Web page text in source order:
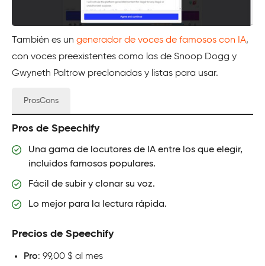
También es un generador de voces de famosos con IA,
con voces preexistentes como las de Snoop Dogg y
Gwyneth Paltrow preclonadas y listas para usar.
ProsCons
Pros de Speechify
Una gama de locutores de IA entre los que elegir,
incluidos famosos populares.
Fácil de subir y clonar su voz.
Lo mejor para la lectura rápida.
Precios de Speechify
Pro: 99,00 $ al mes